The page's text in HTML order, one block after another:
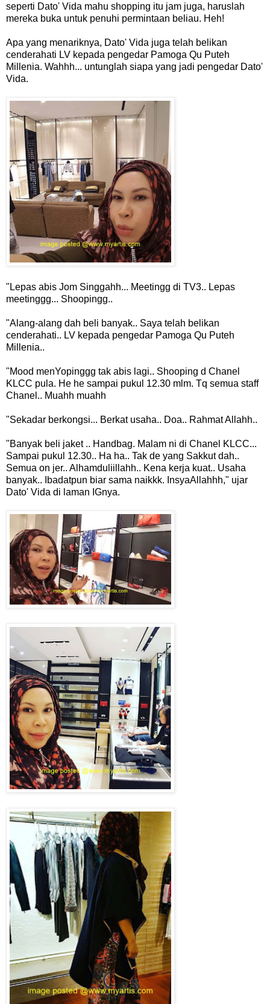
seperti Dato' Vida mahu shopping itu jam juga, haruslah
mereka buka untuk penuhi permintaan beliau. Heh!
Apa yang menariknya, Dato' Vida juga telah belikan
cenderahati LV kepada pengedar Pamoga Qu Puteh
Millenia. Wahhh... untunglah siapa yang jadi pengedar Dato'
Vida.
"Lepas abis Jom Singgahh... Meetingg di TV3.. Lepas
meetinggg... Shoopingg..
"Alang-alang dah beli banyak.. Saya telah belikan
cenderahati.. LV kepada pengedar Pamoga Qu Puteh
Millenia..
"Mood menYopinggg tak abis lagi.. Shooping d Chanel
KLCC pula. He he sampai pukul 12.30 mlm. Tq semua staff
Chanel.. Muahh muahh
"Sekadar berkongsi... Berkat usaha.. Doa.. Rahmat Allahh..
"Banyak beli jaket .. Handbag. Malam ni di Chanel KLCC...
Sampai pukul 12.30.. Ha ha.. Tak de yang Sakkut dah..
Semua on jer.. Alhamduliillahh.. Kena kerja kuat.. Usaha
banyak.. Ibadatpun biar sama naikkk. InsyaAllahhh," ujar
Dato' Vida di laman IGnya.